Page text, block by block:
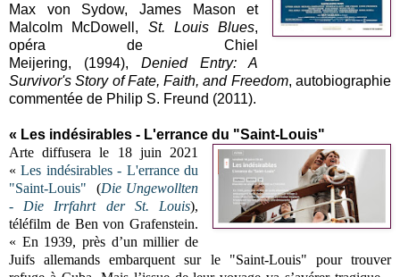
Max von Sydow, James Mason et
Malcolm McDowell, St. Louis Blues,
opéra de Chiel
Meijering, (1994),Denied Entry: A
Survivor's Story of Fate, Faith, and Freedom, autobiographie
commentée de Philip S. Freund (2011).
« Les indésirables - L'errance du "Saint-Louis"
Arte diffusera le 18 juin 2021
«Les indésirables - L'errance du
"Saint-Louis" (Die Ungewollten
- Die Irrfahrt der St. Louis),
téléfilm de Ben von Grafenstein.
« En 1939, près d’un millier de
Juifs allemands embarquent sur le "Saint-Louis" pour trouver